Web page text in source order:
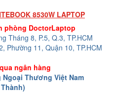
8530W LAPTOP
phòng DoctorLaptop
Tháng 8, P.5, Q.3, TP.HCM
Phường 11, Quận 10, TP.HCM
ngân hàng
Thương Việt Nam